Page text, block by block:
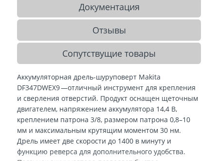
Документация
Отзывы
Сопутствущие товары
Аккумуляторная дрель-шуруповерт Makita
DF347DWEX9 —отличный инструмент для крепления
и сверления отверстий. Продукт оснащен щеточным
двигателем, напряжением аккумулятора 14,4 В,
креплением патрона 3/8, размером патрона 0,8–10
мм и максимальным крутящим моментом 30 нм.
Дрель имеет две скорости до 1400 в минуту и
функцию реверса для дополнительного удобства.